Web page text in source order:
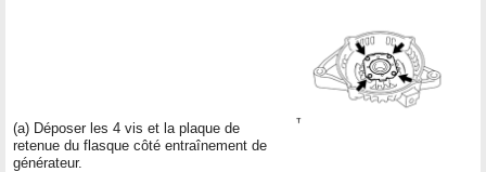
(a) Déposer les 4 vis et la plaque de
retenue du flasque côté entraînement de
générateur.